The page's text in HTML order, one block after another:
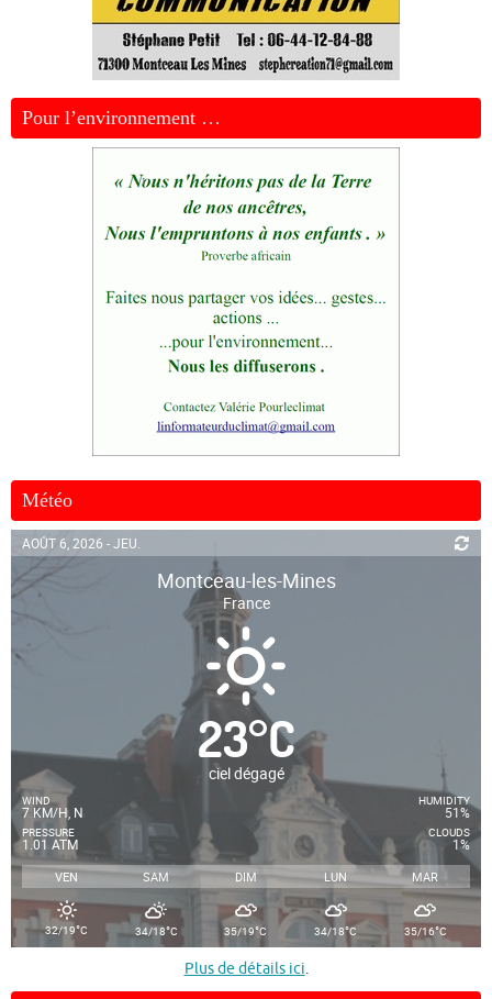
Pour l’environnement …
Météo
AOÛT 6, 2026 - JEU.
Montceau-les-Mines
France
23°C
ciel dégagé
WIND
7 KM/H, N
PRESSURE
1.01 ATM
HUMIDITY
51%
CLOUDS
1%
VEN SAM DIM LUN MAR
32/19°C 34/18°C 35/19°C 34/18°C 35/16°C
Plus de détails ici.